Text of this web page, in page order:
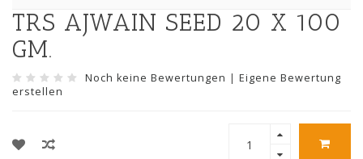
TRS AJWAIN SEED 20 X 100
GM.
Noch keine Bewertungen | Eigene Bewertung
erstellen